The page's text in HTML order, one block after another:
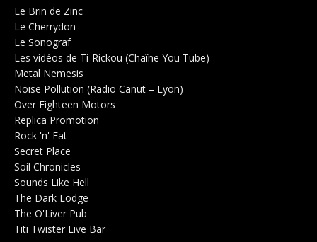
Le Brin de Zinc
Le Cherrydon
Le SonografSalle de concerts 0
Les vidéos de Ti-Rickou (Chaîne You Tube)
Metal Nemesis
Noise Pollution (Radio Canut – Lyon)
Over Eighteen Motors
Replica Promotion
Rock 'n' Eat
Secret Place
Soil Chronicles
Sounds Like Hell
The Dark Lodge
The O'Liver Pub
Titi Twister Live Bar